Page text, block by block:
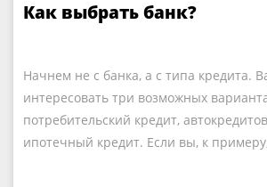
Как выбрать банк?
Начнем не с банка, а с типа кредита.
интересовать три возможных
потребительский кредит,
ипотечный кредит. Если вы, к